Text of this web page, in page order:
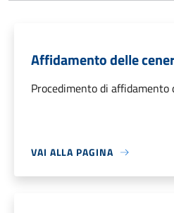
Affidamento delle
Procedimento di affidamento
VAI ALLA PAGINA